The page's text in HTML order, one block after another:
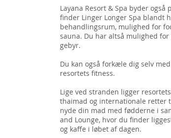
Layana Resort & Spa byder
finder Linger Longer Spa blandt
behandlingsrum, mulighed for
sauna. Du har altså mulighed
gebyr.
Du kan også forkæle dig selv
resortets fitness.
Lige ved stranden ligger
thaimad og internationale retter
nyde din mad med fødderne i
and Lounge, hvor du finder
og kaffe i løbet af dagen.